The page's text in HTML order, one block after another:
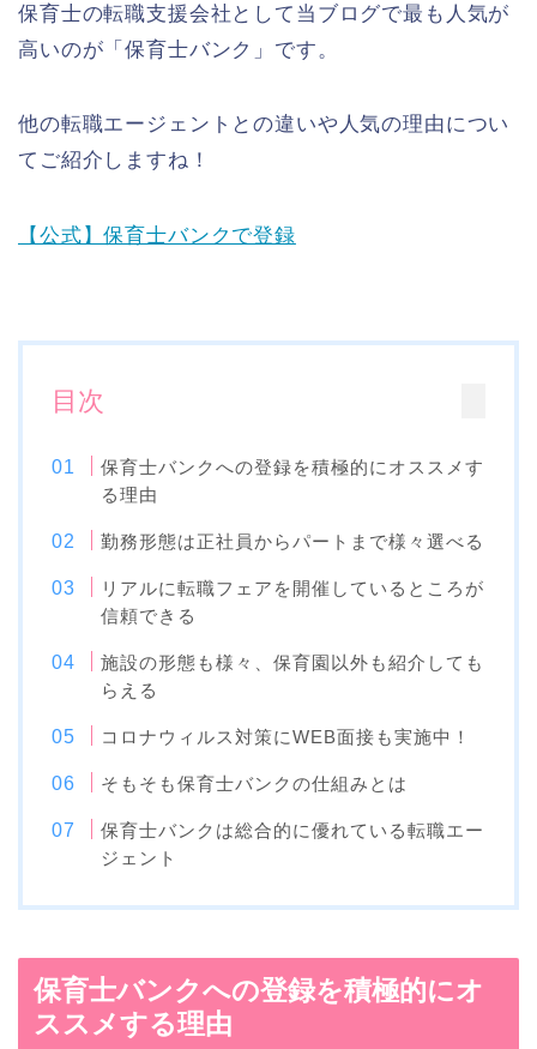
保育士の転職支援会社として当ブログで最も人気が
高いのが「保育士バンク」です。
他の転職エージェントとの違いや人気の理由につい
てご紹介しますね！
【公式】保育士バンクで登録
目次
保育士バンクへの登録を積極的にオススメす
る理由
勤務形態は正社員からパートまで様々選べる
リアルに転職フェアを開催しているところが
信頼できる
施設の形態も様々、保育園以外も紹介しても
らえる
コロナウィルス対策にWEB面接も実施中！
そもそも保育士バンクの仕組みとは
保育士バンクは総合的に優れている転職エー
ジェント
保育士バンクへの登録を積極的にオ
ススメする理由